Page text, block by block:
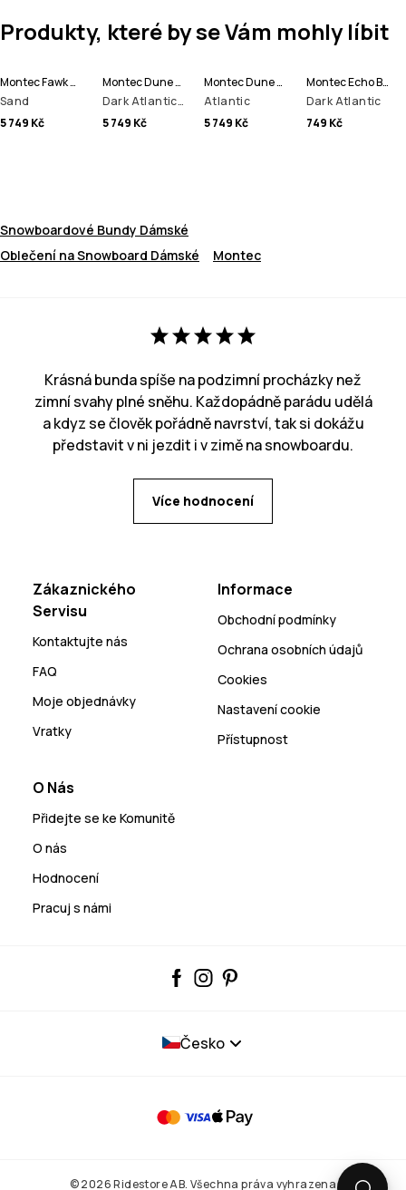
Produkty, které by se Vám mohly líbit
Montec Fawk W Bunda na Snowboard Dámské
Sand
5 749 Kč
Montec Dune W Bunda na Snowboard Dámské
Dark Atlantic/Pink
5 749 Kč
Montec Dune W Lyžařská Bunda Dámské
Atlantic
5 749 Kč
Montec Echo Beanie čepice
Dark Atlantic
749 Kč
Snowboardové Bundy Dámské
Oblečení na Snowboard Dámské
Montec
Krásná bunda spíše na podzimní procházky než
zimní svahy plné sněhu. Každopádně parádu udělá
a kdyz se člověk pořádně navrství, tak si dokážu
představit v ni jezdit i v zimě na snowboardu.
Více hodnocení
Zákaznického
Servisu
Kontaktujte nás
FAQ
Moje objednávky
Vratky
Informace
Obchodní podmínky
Ochrana osobních údajů
Cookies
Nastavení cookie
Přístupnost
O Nás
Přidejte se ke Komunitě
O nás
Hodnocení
Pracuj s námi
Česko
© 2026 Ridestore AB. Všechna práva vyhrazena